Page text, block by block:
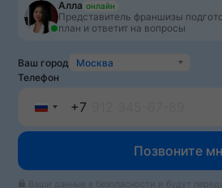
Алла онлайн
Представитель франшизы
план и ответит на вопросы
Ваш город
Москва
Телефон
+7
Позвоните
Ваши данные в безопасности и будут